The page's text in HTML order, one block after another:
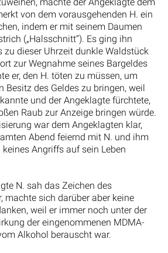
von dem vorausgehenden H. ein
indem er mit seinem Daumen
(„Halsschnitt“). Es ging ihn
zu dieser Uhrzeit dunkle Waldstück
zur Wegnahme seines Bargeldes
er, den H. töten zu müssen, um
Besitz des Geldes zu bringen, weil
und der Angeklagte fürchtete,
Raub zur Anzeige bringen würde.
war dem Angeklagten klar,
Abend feiernd mit N. und ihm
Angriffs auf sein Leben
N. sah das Zeichen des
machte sich darüber aber keine
weil er immer noch unter der
der eingenommenen MDMA-
Alkohol berauscht war.